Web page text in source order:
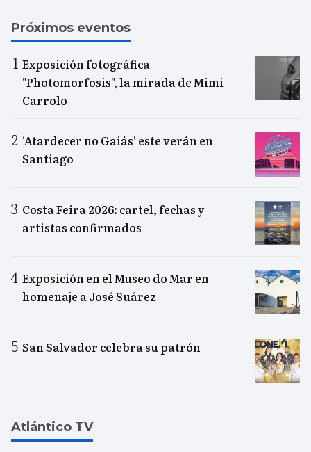
Próximos eventos
Exposición fotográfica
"Photomorfosis", la mirada de Mimi
Carrolo
‘Atardecer no Gaiás’ este verán en
Santiago
Costa Feira 2026: cartel, fechas y
artistas confirmados
Exposición en el Museo do Mar en
homenaje a José Suárez
San Salvador celebra su patrón
Atlántico TV